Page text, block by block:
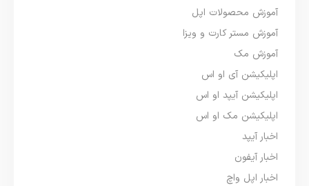
آموزش محصولات اپل
آموزش مستر کارت و ویزا
آموزش مک
اپلیکیشن آی او اس
اپلیکیشن آیپد او اس
اپلیکیشن مک او اس
اخبار آیپد
اخبار آیفون
اخبار اپل واچ